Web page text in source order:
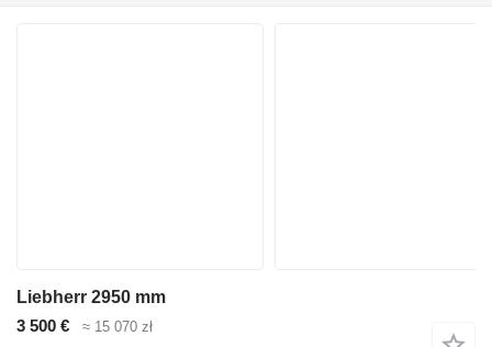
Liebherr 2950 mm
3 500 €
≈ 15 070 zł